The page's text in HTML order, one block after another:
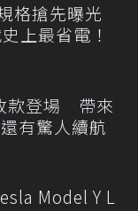
格搶先曝光
上最省電！
款登場 帶來
有驚人續航
Model Y L